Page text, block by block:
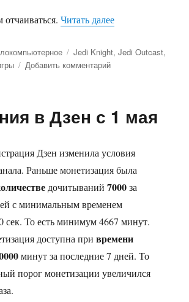
отчаиваться.Читать далее
Метки
Jedi Knight,Jedi Outcast,
Добавить комментарий
под
возможно?
Да!
в Дзен с 1 мая
Дзен изменила условия
Раньше монетизация была
дочитываний7000за
с минимальным временем
сек. То есть минимум 4667 минут.
доступна привремени
минут за последние 7 дней. То
порог монетизации увеличился